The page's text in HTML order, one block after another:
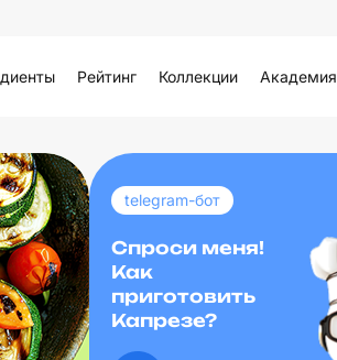
Рейтинг Коллекции Академия
telegram-бот
Спроси меня!
Как
приготовить
Капрезе?